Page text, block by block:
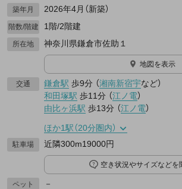
築年月 2026年4月（新築）
階数/階建 1階/2階建
所在地 神奈川県鎌倉市佐助１
地図を表示
交通 鎌倉駅 歩9分 （湘南新宿宇など）
和田塚駅 歩11分 （江ノ電）
由比ヶ浜駅 歩13分 （江ノ電）
ほか1駅（20分圏内）
駐車場 近隣300m19000円
空き状況やサイズなどを
ペット －